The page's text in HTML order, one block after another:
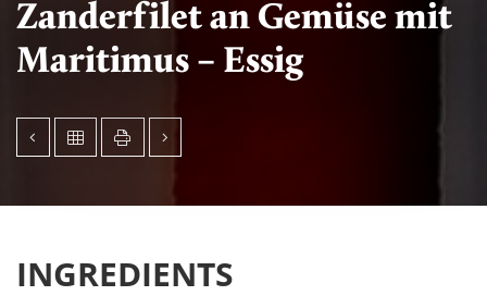
Zanderfilet an Gemüse mit
Maritimus – Essig
INGREDIENTS